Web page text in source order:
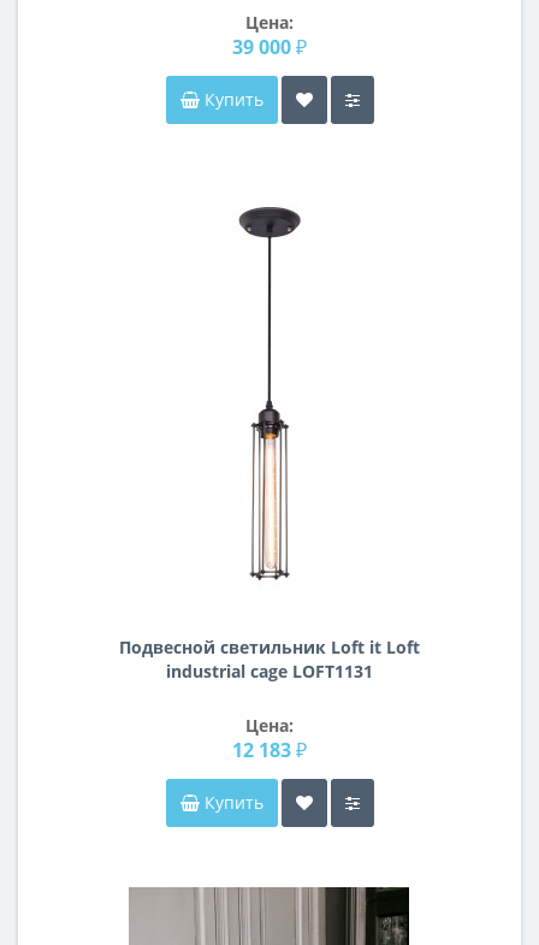
Цена:
39 000 ₽
Купить
Подвесной светильник Loft it Loft
industrial cage LOFT1131
Цена:
12 183 ₽
Купить